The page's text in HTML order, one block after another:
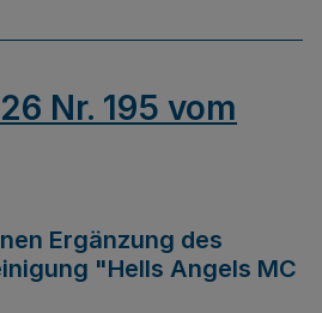
Nr. 195 vom
Ergänzung des
"Hells Angels MC